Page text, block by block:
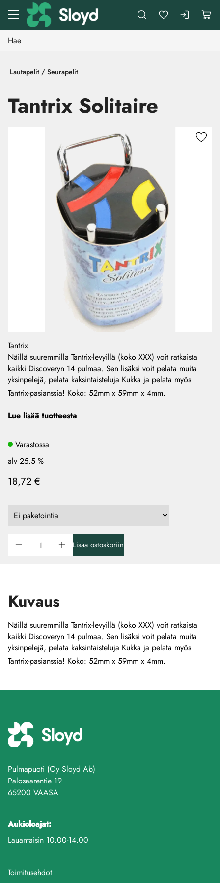
Siirry pääsisältöön
Lautapelit / Seurapelit
Tantrix Solitaire
Tantrix
Näillä suuremmilla Tantrix-levyillä (koko XXX) voit ratkaista
kaikki Discoveryn 14 pulmaa. Sen lisäksi voit pelata muita
yksinpelejä, pelata kaksintaisteluja Kukka ja pelata myös
Tantrix-pasianssia! Koko: 52mm x 59mm x 4mm.
Lue lisää tuotteesta
Varastossa
alv 25.5 %
18,72 €
Lisää ostoskoriin
Kuvaus
Näillä suuremmilla Tantrix-levyillä (koko XXX) voit ratkaista
kaikki Discoveryn 14 pulmaa. Sen lisäksi voit pelata muita
yksinpelejä, pelata kaksintaisteluja Kukka ja pelata myös
Tantrix-pasianssia! Koko: 52mm x 59mm x 4mm.
Pulmapuoti (Oy Sloyd Ab)
Palosaarentie 19
65200 VAASA
Aukioloajat:
Lauantaisin 10.00-14.00
Toimitusehdot